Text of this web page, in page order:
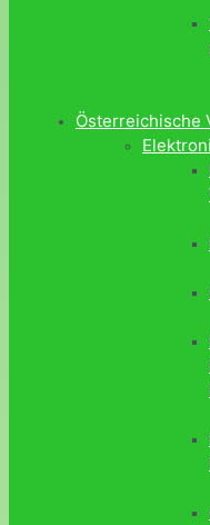
Österreichische